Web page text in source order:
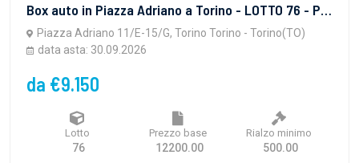
Box auto in Piazza Adriano a Torino - LOTTO 76 - PROPRIETA' SUPERFICIARIA - vendita telematica sulla piattaforma www.gobidreal.it n.32628.76
Piazza Adriano 11/E-15/G, Torino Torino - Torino(TO)
data asta: 30.09.2026
da €9.150
Lotto
76
Prezzo base
12200.00
Rialzo minimo
500.00